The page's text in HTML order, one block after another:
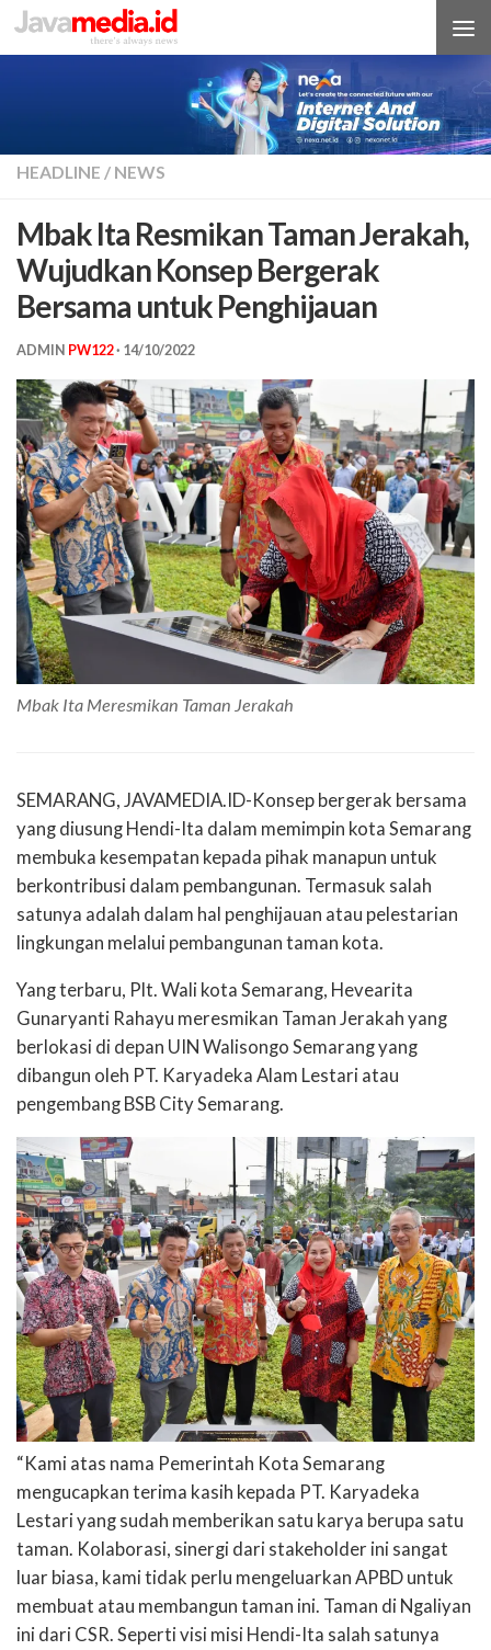
Skip to content
HEADLINE / NEWS
Mbak Ita Resmikan Taman Jerakah,
Wujudkan Konsep Bergerak
Bersama untuk Penghijauan
ADMIN PW122· 14/10/2022
Mbak Ita Meresmikan Taman Jerakah
SEMARANG, JAVAMEDIA.ID-Konsep bergerak bersama
yang diusung Hendi-Ita dalam memimpin kota Semarang
membuka kesempatan kepada pihak manapun untuk
berkontribusi dalam pembangunan. Termasuk salah
satunya adalah dalam hal penghijauan atau pelestarian
lingkungan melalui pembangunan taman kota.
Yang terbaru, Plt. Wali kota Semarang, Hevearita
Gunaryanti Rahayu meresmikan Taman Jerakah yang
berlokasi di depan UIN Walisongo Semarang yang
dibangun oleh PT. Karyadeka Alam Lestari atau
pengembang BSB City Semarang.
“Kami atas nama Pemerintah Kota Semarang
mengucapkan terima kasih kepada PT. Karyadeka
Lestari yang sudah memberikan satu karya berupa satu
taman. Kolaborasi, sinergi dari stakeholder ini sangat
luar biasa, kami tidak perlu mengeluarkan APBD untuk
membuat atau membangun taman ini. Taman di Ngaliyan
ini dari CSR. Seperti visi misi Hendi-Ita salah satunya